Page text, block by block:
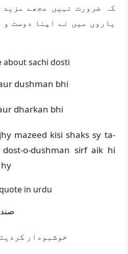
کہ ضرورت نہیں مجھے
یاروں میں نے اپنا دوست
dushman bhi
dharkan bhi
mazeed kisi shaks sy ta-
o-dushman sirf aik hi
خوشبودار